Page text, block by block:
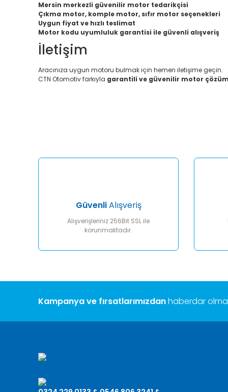
Mersin merkezli güvenilir motor tedarikçisi
Çıkma motor, komple motor, sıfır motor seçenekleri
Uygun fiyat ve hızlı teslimat
Motor kodu uyumluluk garantisi ile güvenli alışveriş
İletişim
Aracınıza uygun motoru bulmak için hemen iletişime geçin.
CTN Otomotiv farkıyla garantili ve güvenilir motor
Ürün bilgilerinde hatalar bulunuyor.
GüvenliAlışveriş
Alışverişleriniz 256Bit SSL ile
korunmaktadır.
Kampanya ve fırsatlarımızdanhaberdar